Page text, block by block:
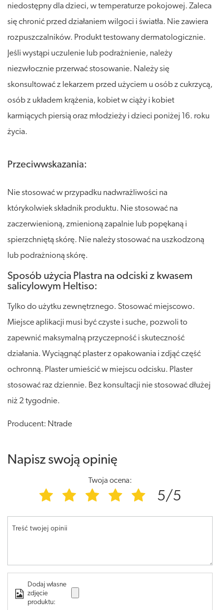
niedostępny dla dzieci, w temperaturze pokojowej. Zaleca
się chronić przed działaniem wilgoci i światła. Nie zawiera
rozpuszczalników. Produkt testowany dermatologicznie.
Jeśli wystąpi uczulenie lub podrażnienie, należy
niezwłocznie przerwać stosowanie. Należy się
skonsultować z lekarzem przed użyciem u osób z cukrzycą,
osób z układem krążenia, kobiet w ciąży i kobiet
karmiących piersią oraz młodzieży i dzieci poniżej 16. roku
życia.
Przeciwwskazania:
Nie stosować w przypadku nadwrażliwości na
którykolwiek składnik produktu. Nie stosować na
zaczerwienioną, zmienioną zapalnie lub popękaną i
spierzchniętą skórę. Nie należy stosować na uszkodzoną
lub podrażnioną skórę.
Sposób użycia Plastra na odciski z kwasem
salicylowym Heltiso:
Tylko do użytku zewnętrznego. Stosować miejscowo.
Miejsce aplikacji musi być czyste i suche, pozwoli to
zapewnić maksymalną przyczepność i skuteczność
działania. Wyciągnąć plaster z opakowania i zdjąć część
ochronną. Plaster umieścić w miejscu odcisku. Plaster
stosować raz dziennie. Bez konsultacji nie stosować dłużej
niż 2 tygodnie.
Producent: Ntrade
Napisz swoją opinię
Twoja ocena:
5/5
Treść twojej opinii
Dodaj własne
zdjęcie
produktu: